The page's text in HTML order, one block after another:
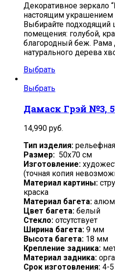
Декоративное зеркало
настоящим украшением
Выбирайте
помещения: голубой,
благородный беж. Рама
натурального дерева
Выбрать
Выбрать
Дамаск Грэй №3,
14,990 руб.
Тип изделия:
Размер: 50х70 см
Изготовление:
(точная копия
Материал картины:
краска
Материал багета:
Цвет багета: белый
Стекло: отсутствует
Ширина багета: 9 мм
Высота багета: 18 мм
Крепление задника:
Материал задника:
Срок изготовления: 4-